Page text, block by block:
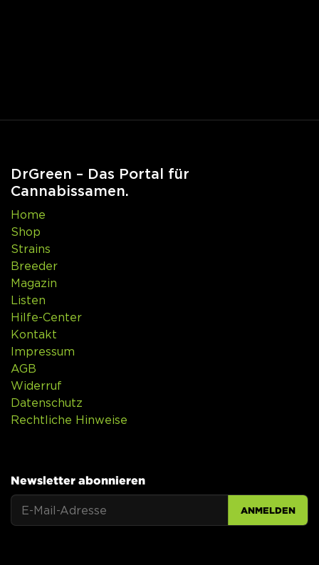
DrGreen – Das Portal für
Cannabissamen.
Home
Shop
Strains
Breeder
Magazin
Listen
Hilfe-Center
Kontakt
Impressum
AGB
Widerruf
Datenschutz
Rechtliche Hinweise
Newsletter abonnieren
ANMELDEN